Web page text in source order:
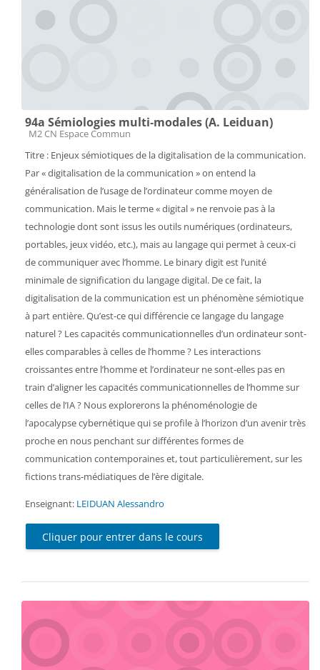
94a Sémiologies multi‐modales (A. Leiduan)
Catégorie de cours
M2 CN Espace Commun
Titre : Enjeux sémiotiques de la digitalisation de la communication.
Par « digitalisation de la communication » on entend la
généralisation de l’usage de l’ordinateur comme moyen de
communication. Mais le terme « digital » ne renvoie pas à la
technologie dont sont issus les outils numériques (ordinateurs,
portables, jeux vidéo, etc.), mais au langage qui permet à ceux-ci
de communiquer avec l’homme. Le binary digit est l’unité
minimale de signification du langage digital. De ce fait, la
digitalisation de la communication est un phénomène sémiotique
à part entière. Qu’est-ce qui différencie ce langage du langage
naturel ? Les capacités communicationnelles d’un ordinateur sont-
elles comparables à celles de l’homme ? Les interactions
croissantes entre l’homme et l’ordinateur ne sont-elles pas en
train d’aligner les capacités communicationnelles de l’homme sur
celles de l’IA ? Nous explorerons la phénoménologie de
l’apocalypse cybernétique qui se profile à l’horizon d’un avenir très
proche en nous penchant sur différentes formes de
communication contemporaines et, tout particulièrement, sur les
fictions trans-médiatiques de l’ère digitale.
Enseignant: LEIDUAN Alessandro
Cliquer pour entrer dans le cours